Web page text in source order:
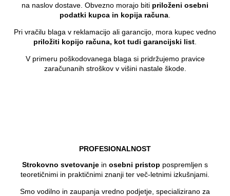
na naslov dostave. Obvezno morajo biti priloženi osebni
podatki kupca in kopija računa
Pri vračilu blaga v reklamacijo ali garancijo, mora kupec vedno
priložiti kopijo računa, kot tudi garancijski list
V primeru poškodovanega blaga si pridržujemo pravice
zaračunanih stroškov v višini nastale škode.
PROFESIONALNOST
Strokovno svetovanje in osebni pristop pospremljen s
teoretičnimi in praktičnimi znanji ter več-letnimi izkušnjami.
Smo vodilno in zaupanja vredno podjetje, specializirano za